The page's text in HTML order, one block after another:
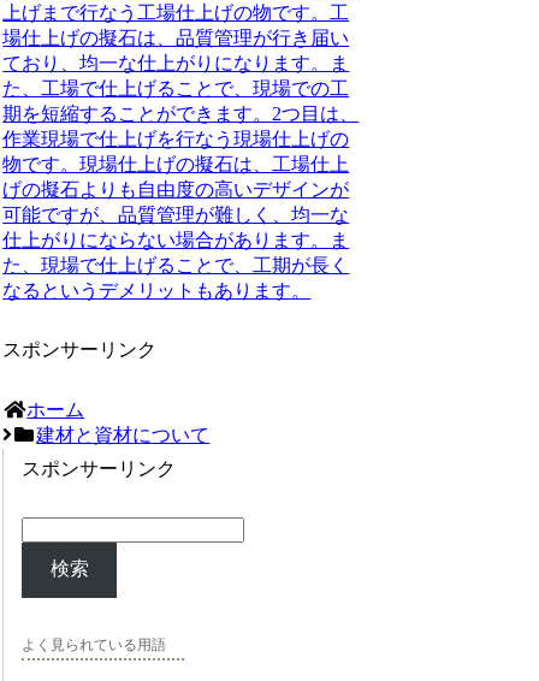
上げまで行なう工場仕上げの物です。工
場仕上げの擬石は、品質管理が行き届い
ており、均一な仕上がりになります。ま
た、工場で仕上げることで、現場での工
期を短縮することができます。2つ目は、
作業現場で仕上げを行なう現場仕上げの
物です。現場仕上げの擬石は、工場仕上
げの擬石よりも自由度の高いデザインが
可能ですが、品質管理が難しく、均一な
仕上がりにならない場合があります。ま
た、現場で仕上げることで、工期が長く
なるというデメリットもあります。
スポンサーリンク
ホーム
建材と資材について
スポンサーリンク
検索
よく見られている用語